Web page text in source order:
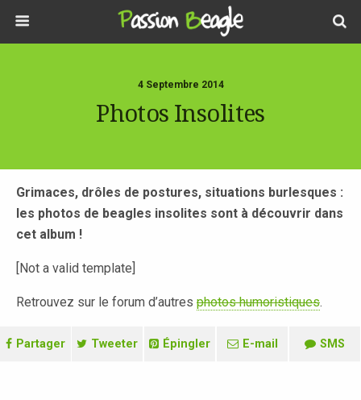
4 Septembre 2014
Photos Insolites
Grimaces, drôles de postures, situations burlesques :
les photos de beagles insolites sont à découvrir dans
cet album !
[Not a valid template]
Retrouvez sur le forum d’autres photos humoristiques.
Partager Tweeter Épingler E-mail SMS